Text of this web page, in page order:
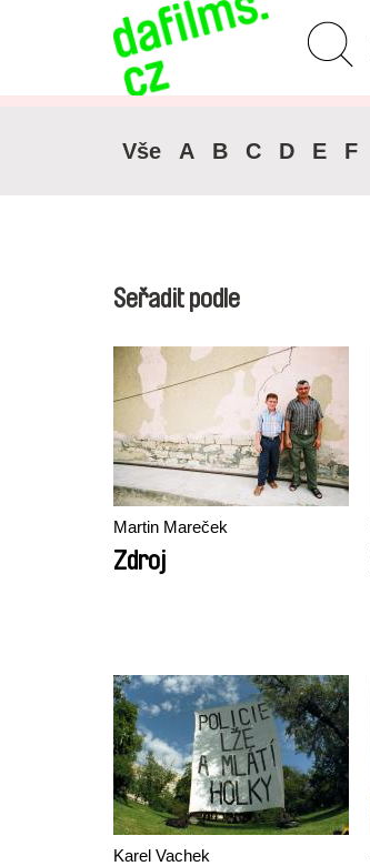
Pokročilé vyhledávání
Vše A B C D E F
Seřadit podle
Martin Mareček
Zdroj
Karel Vachek